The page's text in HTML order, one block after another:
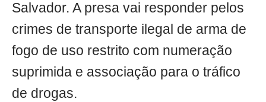
Salvador. A presa vai responder pelos
crimes de transporte ilegal de arma de
fogo de uso restrito com numeração
suprimida e associação para o tráfico
de drogas.